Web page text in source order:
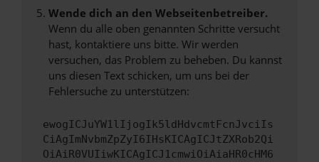
Wende dich an den Webseitenbetreiber.
Wenn du alle oben genannten Schritte versucht
hast, kontaktiere uns bitte. Wir werden
versuchen, das Problem zu beheben. Du kannst
uns diesen Text schicken, um uns bei der
Fehlersuche zu unterstützen:
ewogICJuYW1lIjogIk5ldHdvcmtFcnJvciIs
CiAgImNvbmZpZyI6IHsKICAgICJtZXRob2Qi
OiAiR0VUIiwKICAgICJ1cmwiOiAiaHR0cHM6